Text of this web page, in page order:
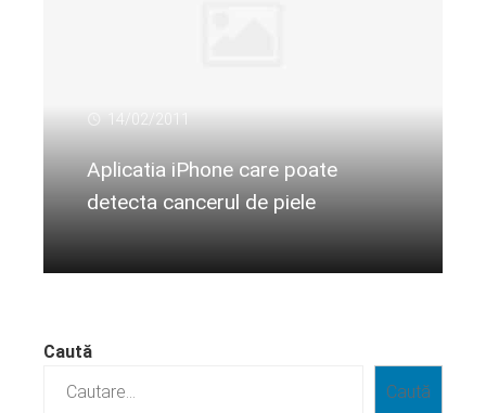
14/02/2011
Aplicatia iPhone care poate
detecta cancerul de piele
Caută
Caută